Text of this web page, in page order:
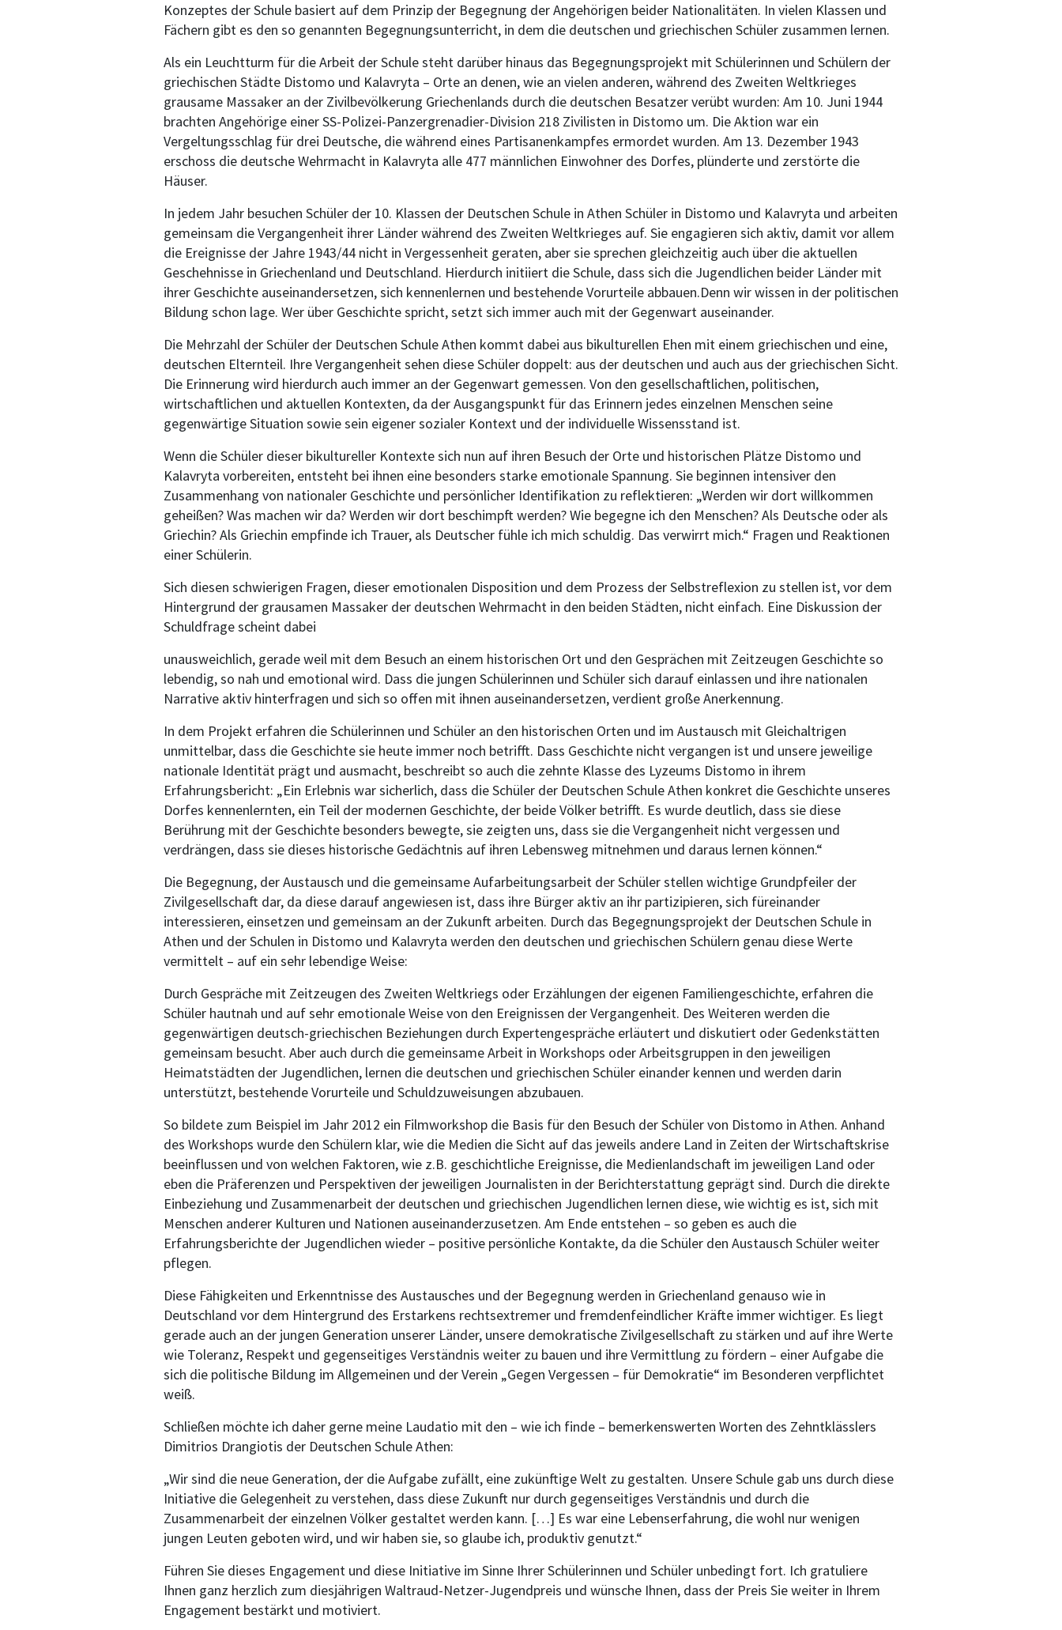
Konzeptes der Schule basiert auf dem Prinzip der Begegnung der Angehörigen beider Nationalitäten. In vielen Klassen und
Fächern gibt es den so genannten Begegnungsunterricht, in dem die deutschen und griechischen Schüler zusammen lernen.
Als ein Leuchtturm für die Arbeit der Schule steht darüber hinaus das Begegnungsprojekt mit Schülerinnen und Schülern der
griechischen Städte Distomo und Kalavryta – Orte an denen, wie an vielen anderen, während des Zweiten Weltkrieges
grausame Massaker an der Zivilbevölkerung Griechenlands durch die deutschen Besatzer verübt wurden: Am 10. Juni 1944
brachten Angehörige einer SS-Polizei-Panzergrenadier-Division 218 Zivilisten in Distomo um. Die Aktion war ein
Vergeltungsschlag für drei Deutsche, die während eines Partisanenkampfes ermordet wurden. Am 13. Dezember 1943
erschoss die deutsche Wehrmacht in Kalavryta alle 477 männlichen Einwohner des Dorfes, plünderte und zerstörte die
Häuser.
In jedem Jahr besuchen Schüler der 10. Klassen der Deutschen Schule in Athen Schüler in Distomo und Kalavryta und arbeiten
gemeinsam die Vergangenheit ihrer Länder während des Zweiten Weltkrieges auf. Sie engagieren sich aktiv, damit vor allem
die Ereignisse der Jahre 1943/44 nicht in Vergessenheit geraten, aber sie sprechen gleichzeitig auch über die aktuellen
Geschehnisse in Griechenland und Deutschland. Hierdurch initiiert die Schule, dass sich die Jugendlichen beider Länder mit
ihrer Geschichte auseinandersetzen, sich kennenlernen und bestehende Vorurteile abbauen.Denn wir wissen in der politischen
Bildung schon lage. Wer über Geschichte spricht, setzt sich immer auch mit der Gegenwart auseinander.
Die Mehrzahl der Schüler der Deutschen Schule Athen kommt dabei aus bikulturellen Ehen mit einem griechischen und eine,
deutschen Elternteil. Ihre Vergangenheit sehen diese Schüler doppelt: aus der deutschen und auch aus der griechischen Sicht.
Die Erinnerung wird hierdurch auch immer an der Gegenwart gemessen. Von den gesellschaftlichen, politischen,
wirtschaftlichen und aktuellen Kontexten, da der Ausgangspunkt für das Erinnern jedes einzelnen Menschen seine
gegenwärtige Situation sowie sein eigener sozialer Kontext und der individuelle Wissensstand ist.
Wenn die Schüler dieser bikultureller Kontexte sich nun auf ihren Besuch der Orte und historischen Plätze Distomo und
Kalavryta vorbereiten, entsteht bei ihnen eine besonders starke emotionale Spannung. Sie beginnen intensiver den
Zusammenhang von nationaler Geschichte und persönlicher Identifikation zu reflektieren: „Werden wir dort willkommen
geheißen? Was machen wir da? Werden wir dort beschimpft werden? Wie begegne ich den Menschen? Als Deutsche oder als
Griechin? Als Griechin empfinde ich Trauer, als Deutscher fühle ich mich schuldig. Das verwirrt mich.“ Fragen und Reaktionen
einer Schülerin.
Sich diesen schwierigen Fragen, dieser emotionalen Disposition und dem Prozess der Selbstreflexion zu stellen ist, vor dem
Hintergrund der grausamen Massaker der deutschen Wehrmacht in den beiden Städten, nicht einfach. Eine Diskussion der
Schuldfrage scheint dabei
unausweichlich, gerade weil mit dem Besuch an einem historischen Ort und den Gesprächen mit Zeitzeugen Geschichte so
lebendig, so nah und emotional wird. Dass die jungen Schülerinnen und Schüler sich darauf einlassen und ihre nationalen
Narrative aktiv hinterfragen und sich so offen mit ihnen auseinandersetzen, verdient große Anerkennung.
In dem Projekt erfahren die Schülerinnen und Schüler an den historischen Orten und im Austausch mit Gleichaltrigen
unmittelbar, dass die Geschichte sie heute immer noch betrifft. Dass Geschichte nicht vergangen ist und unsere jeweilige
nationale Identität prägt und ausmacht, beschreibt so auch die zehnte Klasse des Lyzeums Distomo in ihrem
Erfahrungsbericht: „Ein Erlebnis war sicherlich, dass die Schüler der Deutschen Schule Athen konkret die Geschichte unseres
Dorfes kennenlernten, ein Teil der modernen Geschichte, der beide Völker betrifft. Es wurde deutlich, dass sie diese
Berührung mit der Geschichte besonders bewegte, sie zeigten uns, dass sie die Vergangenheit nicht vergessen und
verdrängen, dass sie dieses historische Gedächtnis auf ihren Lebensweg mitnehmen und daraus lernen können.“
Die Begegnung, der Austausch und die gemeinsame Aufarbeitungsarbeit der Schüler stellen wichtige Grundpfeiler der
Zivilgesellschaft dar, da diese darauf angewiesen ist, dass ihre Bürger aktiv an ihr partizipieren, sich füreinander
interessieren, einsetzen und gemeinsam an der Zukunft arbeiten. Durch das Begegnungsprojekt der Deutschen Schule in
Athen und der Schulen in Distomo und Kalavryta werden den deutschen und griechischen Schülern genau diese Werte
vermittelt – auf ein sehr lebendige Weise:
Durch Gespräche mit Zeitzeugen des Zweiten Weltkriegs oder Erzählungen der eigenen Familiengeschichte, erfahren die
Schüler hautnah und auf sehr emotionale Weise von den Ereignissen der Vergangenheit. Des Weiteren werden die
gegenwärtigen deutsch-griechischen Beziehungen durch Expertengespräche erläutert und diskutiert oder Gedenkstätten
gemeinsam besucht. Aber auch durch die gemeinsame Arbeit in Workshops oder Arbeitsgruppen in den jeweiligen
Heimatstädten der Jugendlichen, lernen die deutschen und griechischen Schüler einander kennen und werden darin
unterstützt, bestehende Vorurteile und Schuldzuweisungen abzubauen.
So bildete zum Beispiel im Jahr 2012 ein Filmworkshop die Basis für den Besuch der Schüler von Distomo in Athen. Anhand
des Workshops wurde den Schülern klar, wie die Medien die Sicht auf das jeweils andere Land in Zeiten der Wirtschaftskrise
beeinflussen und von welchen Faktoren, wie z.B. geschichtliche Ereignisse, die Medienlandschaft im jeweiligen Land oder
eben die Präferenzen und Perspektiven der jeweiligen Journalisten in der Berichterstattung geprägt sind. Durch die direkte
Einbeziehung und Zusammenarbeit der deutschen und griechischen Jugendlichen lernen diese, wie wichtig es ist, sich mit
Menschen anderer Kulturen und Nationen auseinanderzusetzen. Am Ende entstehen – so geben es auch die
Erfahrungsberichte der Jugendlichen wieder – positive persönliche Kontakte, da die Schüler den Austausch Schüler weiter
pflegen.
Diese Fähigkeiten und Erkenntnisse des Austausches und der Begegnung werden in Griechenland genauso wie in
Deutschland vor dem Hintergrund des Erstarkens rechtsextremer und fremdenfeindlicher Kräfte immer wichtiger. Es liegt
gerade auch an der jungen Generation unserer Länder, unsere demokratische Zivilgesellschaft zu stärken und auf ihre Werte
wie Toleranz, Respekt und gegenseitiges Verständnis weiter zu bauen und ihre Vermittlung zu fördern – einer Aufgabe die
sich die politische Bildung im Allgemeinen und der Verein „Gegen Vergessen – für Demokratie“ im Besonderen verpflichtet
weiß.
Schließen möchte ich daher gerne meine Laudatio mit den – wie ich finde – bemerkenswerten Worten des Zehntklässlers
Dimitrios Drangiotis der Deutschen Schule Athen:
„Wir sind die neue Generation, der die Aufgabe zufällt, eine zukünftige Welt zu gestalten. Unsere Schule gab uns durch diese
Initiative die Gelegenheit zu verstehen, dass diese Zukunft nur durch gegenseitiges Verständnis und durch die
Zusammenarbeit der einzelnen Völker gestaltet werden kann. […] Es war eine Lebenserfahrung, die wohl nur wenigen
jungen Leuten geboten wird, und wir haben sie, so glaube ich, produktiv genutzt.“
Führen Sie dieses Engagement und diese Initiative im Sinne Ihrer Schülerinnen und Schüler unbedingt fort. Ich gratuliere
Ihnen ganz herzlich zum diesjährigen Waltraud-Netzer-Jugendpreis und wünsche Ihnen, dass der Preis Sie weiter in Ihrem
Engagement bestärkt und motiviert.